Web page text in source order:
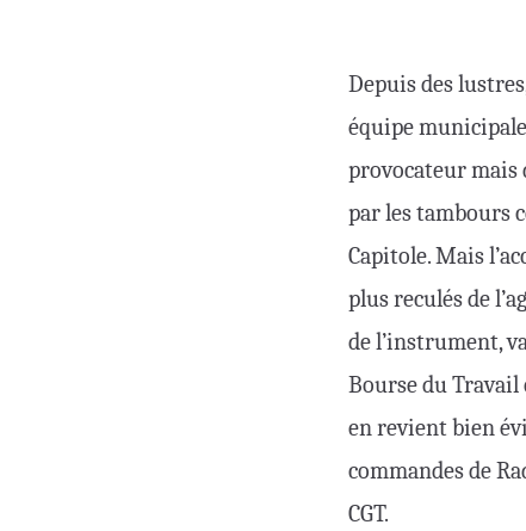
Depuis des
équipe
provocateur
par les tambours
Capitole. Mais
plus reculés de
de l’instrument,
Bourse du Travail
en revient bien
commandes de
CGT.